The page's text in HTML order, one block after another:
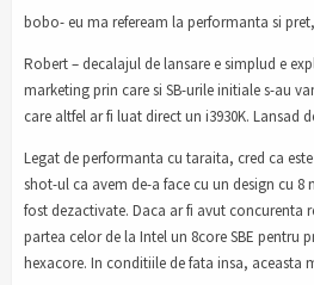
bobo- eu ma refeream la performanta si
Robert – decalajul de lansare e simplud e
marketing prin care si SB-urile initiale s-au
care altfel ar fi luat direct un i3930K. Lansad
Legat de performanta cu taraita, cred ca
shot-ul ca avem de-a face cu un design cu 8
fost dezactivate. Daca ar fi avut concurenta
partea celor de la Intel un 8core SBE pentru
hexacore. In conditiile de fata insa, aceasta